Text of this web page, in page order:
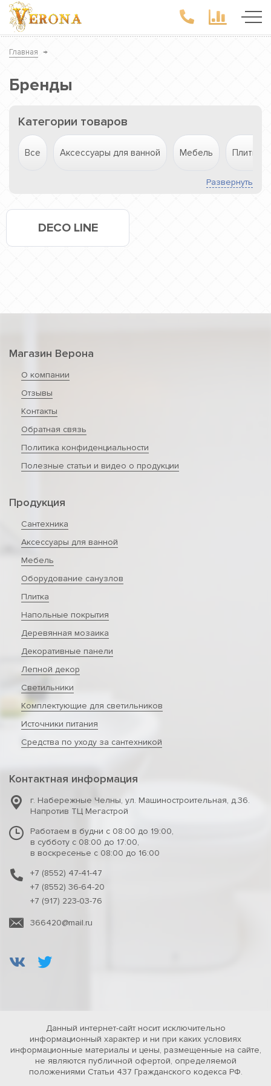
Главная →
Бренды
Категории товаров
Все Аксессуары для ванной Мебель Плитка
Развернуть
DECO LINE
Магазин Верона
О компании
Отзывы
Контакты
Обратная связь
Политика конфиденциальности
Полезные статьи и видео о продукции
Продукция
Сантехника
Аксессуары для ванной
Мебель
Оборудование санузлов
Плитка
Напольные покрытия
Деревянная мозаика
Декоративные панели
Лепной декор
Светильники
Комплектующие для светильников
Источники питания
Средства по уходу за сантехникой
Контактная информация
г. Набережные Челны, ул. Машиностроительная, д.36.
Напротив ТЦ Мегастрой
Работаем в будни с 08:00 до 19:00,
в субботу с 08:00 до 17:00,
в воскресенье с 08:00 до 16:00
+7 (8552) 47-41-47
+7 (8552) 36-64-20
+7 (917) 223-03-76
366420@mail.ru
Данный интернет-сайт носит исключительно
информационный характер и ни при каких условиях
информационные материалы и цены, размещенные на сайте,
не являются публичной офертой, определяемой
положениями Статьи 437 Гражданского кодекса РФ.